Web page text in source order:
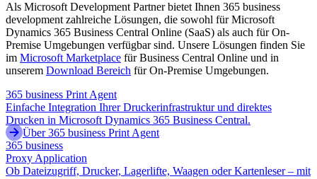
Als Microsoft Development Partner bietet Ihnen 365 business
development zahlreiche Lösungen, die sowohl für Microsoft
Dynamics 365 Business Central Online (SaaS) als auch für On-
Premise Umgebungen verfügbar sind. Unsere Lösungen finden Sie
im Microsoft Marketplace für Business Central Online und in
unserem Download Bereich für On-Premise Umgebungen.
365 business Print Agent
Einfache Integration Ihrer Druckerinfrastruktur und direktes
Drucken in Microsoft Dynamics 365 Business Central.
Über 365 business Print Agent
365 business
Proxy Application
Ob Dateizugriff, Drucker, Lagerlifte, Waagen oder Kartenleser – mit